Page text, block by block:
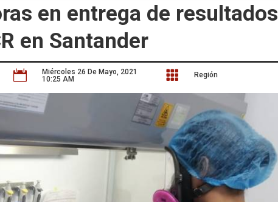
en entrega de resultados
en Santander

Miércoles 26 De Mayo, 2021
10:25 AM
 Región